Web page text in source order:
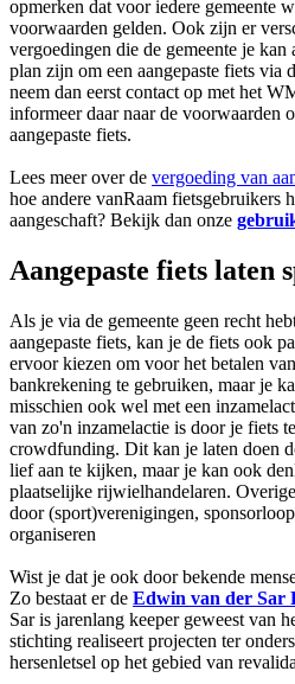
opmerken dat voor iedere gemeente
voorwaarden gelden. Ook zijn er
vergoedingen die de gemeente je
plan zijn om een aangepaste fiets via
neem dan eerst contact op met het
informeer daar naar de voorwaarden
aangepaste fiets.
Lees meer over de vergoeding van
hoe andere vanRaam fietsgebruikers
aangeschaft? Bekijk dan onze
Aangepaste fiets laten
Als je via de gemeente geen recht
aangepaste fiets, kan je de fiets ook
ervoor kiezen om voor het betalen
bankrekening te gebruiken, maar je
misschien ook wel met een
van zo'n inzamelactie is door je fiets
crowdfunding. Dit kan je laten doen
lief aan te kijken, maar je kan ook
plaatselijke rijwielhandelaren.
door (sport)verenigingen,
organiseren
Wist je dat je ook door bekende
Zo bestaat er de Edwin van der Sar
Sar is jarenlang keeper geweest van
stichting realiseert projecten ter
hersenletsel op het gebied van